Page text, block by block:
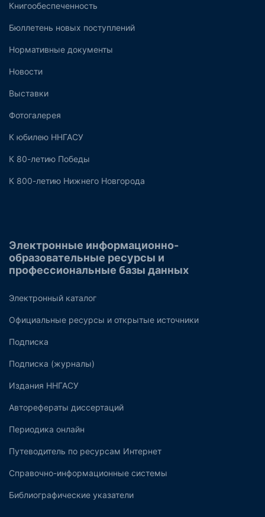
Книгообеспеченность
Бюллетень новых поступлений
Нормативные документы
Новости
Выставки
Фотогалерея
К юбилею ННГАСУ
К 80-летию Победы
К 800-летию Нижнего Новгорода
Электронные информационно-
образовательные ресурсы и
профессиональные базы данных
Электронный каталог
Официальные ресурсы и открытые источники
Подписка
Подписка (журналы)
Издания ННГАСУ
Авторефераты диссертаций
Периодика онлайн
Путеводитель по ресурсам Интернет
Справочно-информационные системы
Библиографические указатели